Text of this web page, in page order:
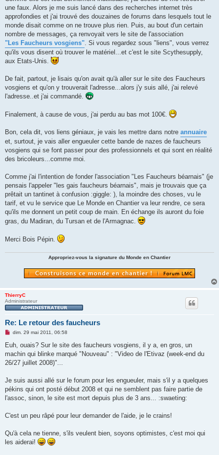
une faux. Alors je me suis lancé dans des recherches internet très
approfondies et j'ai trouvé des douzaines de forums dans lesquels tout le
monde disait comme on ne trouve plus rien. Puis, au bout d'un certain
nombre de messages, ça renvoyait vers le site de l'association
"Les Faucheurs vosgiens" . Si vous regardez sous "liens", vous verrez
qu'ils vous disent où trouver le matériel...et c'est le site Scythesupply,
aux Etats-Unis.
De fait, partout, je lisais qu'on avait qu'à aller sur le site des Faucheurs
vosgiens et qu'on y trouverait l'adresse...alors j'y suis allé, j'ai relevé
l'adresse..et j'ai commandé.
Finalement, à cause de vous, j'ai perdu au bas mot 100€.
Bon, cela dit, vos liens géniaux, je vais les mettre dans notre annuaire
et, surtout, je vais aller engueuler cette bande de nazes de faucheurs
vosgiens qui se font passer pour des professionnels et qui sont en réalité
des bricoleurs...comme moi.
Comme j'ai l'intention de fonder l'association "Les Faucheurs béarnais" (je
pensais l'appeler "les gais faucheurs béarnais", mais je trouvais que ça
prêtait un tantinet à confusion :giggle: ), la moindre des choses, vu le
tarif, et vu le service que Le Monde en Chantier va leur rendre, ce sera
qu'ils me donnent un petit coup de main. En échange ils auront du foie
gras, du Madiran, du Tursan et de l'Armagnac.
Merci Bois Pépin.
Appropriez-vous la signature du Monde en Chantier
ThierryC
Administrateur
Re: Le retour des faucheurs
M
s
a
g
o
l
u
dim. 29 mai 2011, 06:58
Euh, ouais? Sur le site des faucheurs vosgiens, il y a, en gros, un
machin qui blinke marqué "Nouveau" : "Video de l'Etivaz (week-end du
26/27 juillet 2008)"...
Je suis aussi allé sur le forum pour les engueuler, mais s'il y a quelques
pékins qui ont posté début 2008 et qui ne semblent pas faire partie de
l'assoc, sinon, le site est mort depuis plus de 3 ans... :swaeting:
C'est un peu râpé pour leur demander de l'aide, je le crains!
Qu'à cela ne tienne, s'ils veulent bien, soyons optimistes, c'est moi qui
les aiderai!